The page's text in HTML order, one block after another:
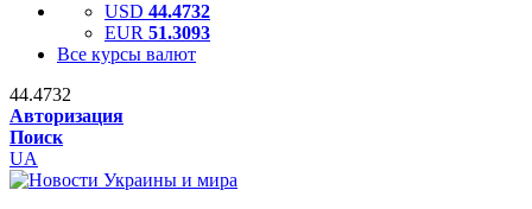
USD 44.4732
EUR 51.3093
Все курсы валют
44.4732
Авторизация
Поиск
UA